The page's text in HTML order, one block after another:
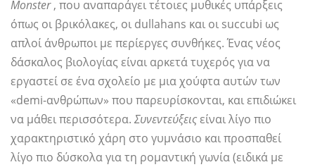
Monster, που αναπαράγει τέτοιες μυθικές υπάρξεις
όπως οι βρικόλακες, οι dullahans και οι succubi ως
απλοί άνθρωποι με περίεργες συνθήκες. Ένας νέος
δάσκαλος βιολογίας είναι αρκετά τυχερός για να
εργαστεί σε ένα σχολείο με μια χούφτα αυτών των
«demi-ανθρώπων» που παρευρίσκονται, και επιδιώκει
να μάθει περισσότερα. Συνεντεύξειςείναι λίγο πιο
χαρακτηριστικό χάρη στο γυμνάσιο και προσπαθεί
λίγο πιο δύσκολα για τη ρομαντική γωνία (ειδικά με